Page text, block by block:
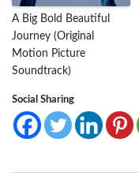
A Big Bold Beautiful
Journey (Original
Motion Picture
Soundtrack)
Social Sharing